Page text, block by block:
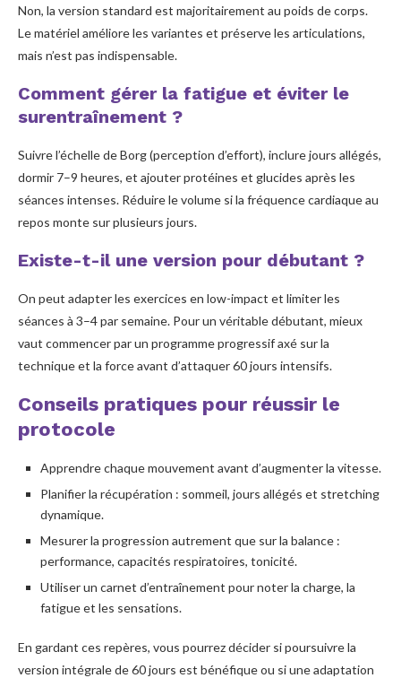
Non, la version standard est majoritairement au poids de corps.
Le matériel améliore les variantes et préserve les articulations,
mais n’est pas indispensable.
Comment gérer la fatigue et éviter le
surentraînement ?
Suivre l’échelle de Borg (perception d’effort), inclure jours allégés,
dormir 7–9 heures, et ajouter protéines et glucides après les
séances intenses. Réduire le volume si la fréquence cardiaque au
repos monte sur plusieurs jours.
Existe-t-il une version pour débutant ?
On peut adapter les exercices en low-impact et limiter les
séances à 3–4 par semaine. Pour un véritable débutant, mieux
vaut commencer par un programme progressif axé sur la
technique et la force avant d’attaquer 60 jours intensifs.
Conseils pratiques pour réussir le
protocole
Apprendre chaque mouvement avant d’augmenter la vitesse.
Planifier la récupération : sommeil, jours allégés et stretching
dynamique.
Mesurer la progression autrement que sur la balance :
performance, capacités respiratoires, tonicité.
Utiliser un carnet d’entraînement pour noter la charge, la
fatigue et les sensations.
En gardant ces repères, vous pourrez décider si poursuivre la
version intégrale de 60 jours est bénéfique ou si une adaptation